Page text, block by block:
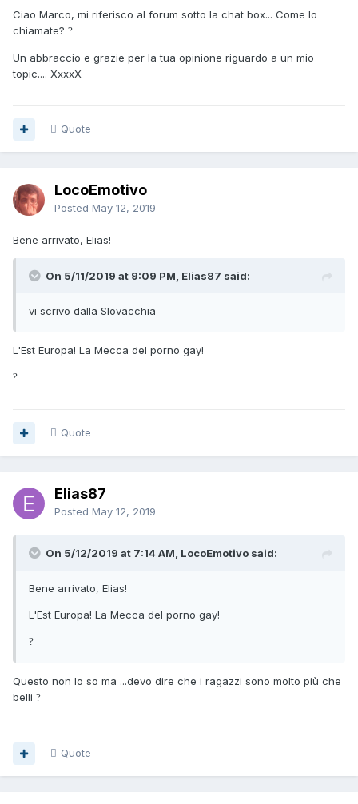
Ciao Marco, mi riferisco al forum sotto la chat box... Come lo
chiamate? ?
Un abbraccio e grazie per la tua opinione riguardo a un mio
topic.... XxxxX
Quote
LocoEmotivo
Posted May 12, 2019
Bene arrivato, Elias!
On 5/11/2019 at 9:09 PM, Elias87 said:
vi scrivo dalla Slovacchia
L'Est Europa! La Mecca del porno gay!
?
Quote
Elias87
Posted May 12, 2019
On 5/12/2019 at 7:14 AM, LocoEmotivo said:
Bene arrivato, Elias!
L'Est Europa! La Mecca del porno gay!
?
Questo non lo so ma ...devo dire che i ragazzi sono molto più che
belli ?
Quote